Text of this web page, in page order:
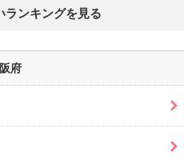
ランキングを見る
府